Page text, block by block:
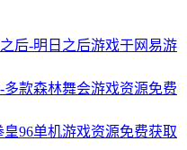
后-明日之后游戏于网易游
款森林舞会游戏资源免费
96单机游戏资源免费获取